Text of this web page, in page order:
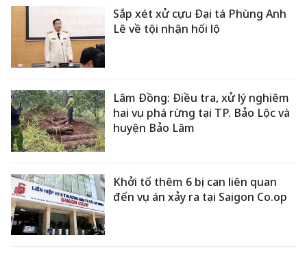
Sắp xét xử cựu Đại tá Phùng Anh
Lê về tội nhận hối lộ
Lâm Đồng: Điều tra, xử lý nghiêm
hai vụ phá rừng tại TP. Bảo Lộc và
huyện Bảo Lâm
Khởi tố thêm 6 bị can liên quan
đến vụ án xảy ra tại Saigon Co.op